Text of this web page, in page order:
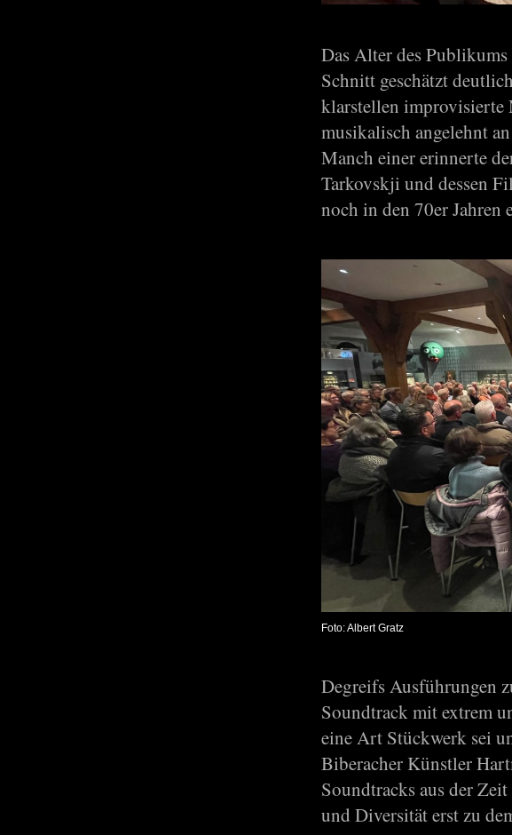
Das Alter des
Schnitt geschätzt
klarstellen improvisierte
musikalisch angelehnt
Manch einer erinnerte
Tarkovskji und dessen
noch in den 70er Jahren
Foto: Albert Gratz
Degreifs Ausführungen
Soundtrack mit extrem
eine Art Stückwerk sei
Biberacher Künstler
Soundtracks aus der
und Diversität erst zu